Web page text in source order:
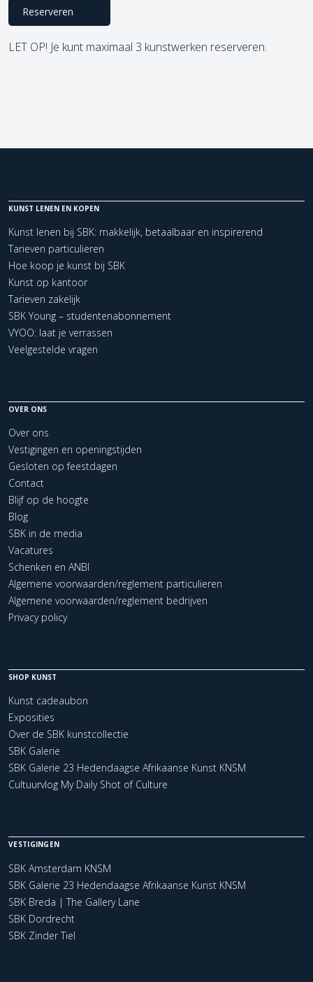
Reserveren
LET OP! Je kunt maximaal 3 kunstwerken reserveren.
KUNST LENEN EN KOPEN
Kunst lenen bij SBK: makkelijk, betaalbaar en inspirerend
Tarieven particulieren
Hoe koop je kunst bij SBK
Kunst op kantoor
Tarieven zakelijk
SBK Young – studentenabonnement
VYOO: laat je verrassen
Veelgestelde vragen
OVER ONS
Over ons
Vestigingen en openingstijden
Gesloten op feestdagen
Contact
Blijf op de hoogte
Blog
SBK in de media
Vacatures
Schenken en ANBI
Algemene voorwaarden/reglement particulieren
Algemene voorwaarden/reglement bedrijven
Privacy policy
SHOP KUNST
Kunst cadeaubon
Exposities
Over de SBK kunstcollectie
SBK Galerie
SBK Galerie 23 Hedendaagse Afrikaanse Kunst KNSM
Cultuurvlog My Daily Shot of Culture
VESTIGINGEN
SBK Amsterdam KNSM
SBK Galerie 23 Hedendaagse Afrikaanse Kunst KNSM
SBK Breda | The Gallery Lane
SBK Dordrecht
SBK Zinder Tiel